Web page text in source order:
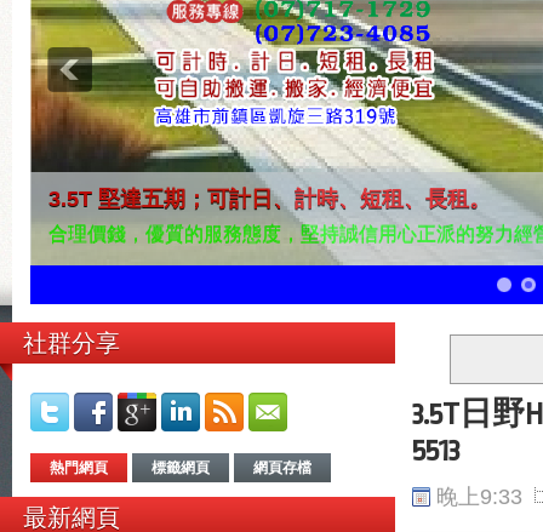
5.0T 堅達五期鐵架；可計日、計時、短租、長租。
合理價錢，優質的服務態度，堅持誠信用心正派的努力
社群分享
熱門網頁 標籤網頁 網頁存檔
最新網頁
3.5T日野
5513
晚上9:33